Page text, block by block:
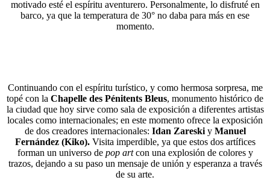
motivado esté el espíritu aventurero. Personalmente, lo disfruté en
barco, ya que la temperatura de 30° no daba para más en ese
momento.
Continuando con el espíritu turístico, y como hermosa sorpresa, me
topé con la Chapelle des Pénitents Bleus, monumento histórico de
la ciudad que hoy sirve como sala de exposición a diferentes artistas
locales como internacionales; en este momento ofrece la exposición
de dos creadores internacionales: Idan Zareskiy Manuel
Fernández (Kiko).Visita imperdible, ya que estos dos artífices
forman un universo de pop artcon una explosión de colores y
trazos, dejando a su paso un mensaje de unión y esperanza a través
de su arte.